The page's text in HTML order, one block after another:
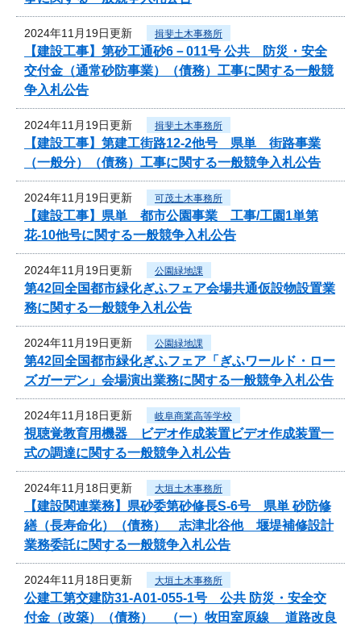
2024年11月19日更新 揖斐土木事務所
【建設工事】第砂工通砂6－011号 公共 防災・安全
交付金（通常砂防事業）（債務）工事に関する一般競
争入札公告
2024年11月19日更新 揖斐土木事務所
【建設工事】第建工街路12-2他号 県単 街路事業
（一般分）（債務）工事に関する一般競争入札公告
2024年11月19日更新 可茂土木事務所
【建設工事】県単 都市公園事業 工事/工園1単第
花-10他号に関する一般競争入札公告
2024年11月19日更新 公園緑地課
第42回全国都市緑化ぎふフェア会場共通仮設物設置業
務に関する一般競争入札公告
2024年11月19日更新 公園緑地課
第42回全国都市緑化ぎふフェア「ぎふワールド・ロー
ズガーデン」会場演出業務に関する一般競争入札公告
2024年11月18日更新 岐阜商業高等学校
視聴覚教育用機器 ビデオ作成装置ビデオ作成装置一
式の調達に関する一般競争入札公告
2024年11月18日更新 大垣土木事務所
【建設関連業務】県砂委第砂修長S-6号 県単 砂防修
繕（長寿命化）（債務） 志津北谷他 堰堤補修設計
業務委託に関する一般競争入札公告
2024年11月18日更新 大垣土木事務所
公建工第交建防31-A01-055-1号 公共 防災・安全交
付金（改築）（債務） （一）牧田室原線 道路改良